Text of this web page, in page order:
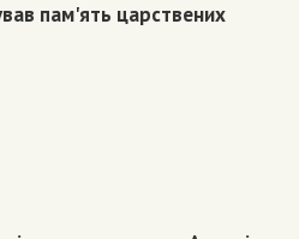
пам'ять царствених